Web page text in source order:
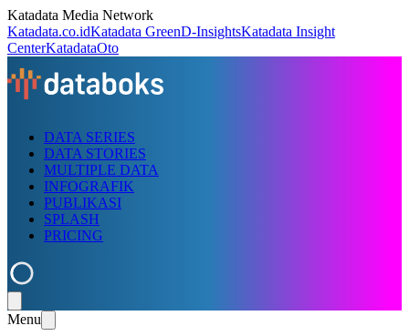
Katadata Media Network
Katadata.co.idKatadata GreenD-InsightsKatadata Insight
CenterKatadataOto
DATA SERIES
DATA STORIES
MULTIPLE DATA
INFOGRAFIK
PUBLIKASI
SPLASH
PRICING
Menu